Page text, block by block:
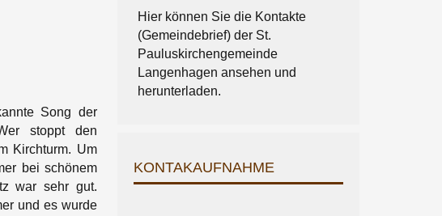
Song der
stoppt den
Kirchturm. Um
bei schönem
war sehr gut.
und es wurde
Hier können Sie die Kontakte
(Gemeindebrief) der St.
Pauluskirchengemeinde
Langenhagen ansehen und
herunterladen.
KONTAKAUFNAHME